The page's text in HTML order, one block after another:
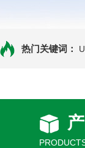
热门关键词：